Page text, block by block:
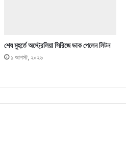
শেষ মুহুর্তে অস্ট্রেলিয়া সিরিজে ডাক পেলেন লিটন
১ আগস্ট, ২০২৬